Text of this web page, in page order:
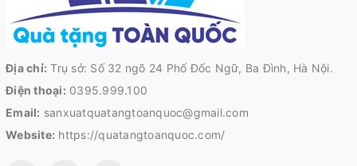
Địa chỉ: Trụ sở: Số 32 ngõ 24 Phố Đốc Ngữ, Ba Đình, Hà Nội.
Điện thoại: 0395.999.100
Email: sanxuatquatangtoanquoc@gmail.com
Website: https://quatangtoanquoc.com/